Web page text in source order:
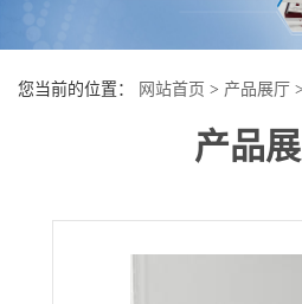
页
司
您当前的位置： 网站首页 > 产品展厅 >
小鼠高敏甲状腺素(u-T4)酶联
产品